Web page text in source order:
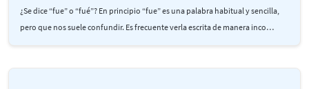
¿Se dice “fue” o “fué”? En principio “fue” es una palabra habitual y sencilla,
pero que nos suele confundir. Es frecuente verla escrita de manera inco…